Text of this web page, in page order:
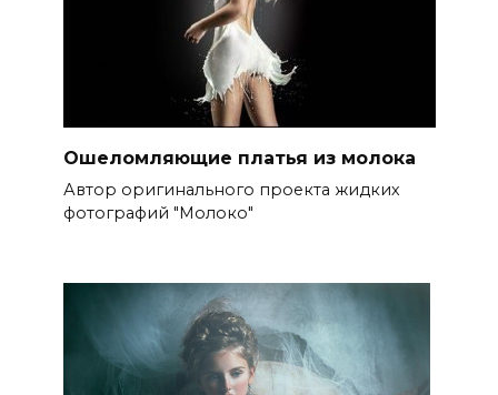
Ошеломляющие платья из молока
Автор оригинального проекта жидких
фотографий "Молоко"